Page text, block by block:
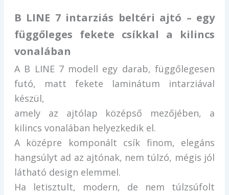
B LINE 7 intarziás beltéri ajtó – egy
függőleges fekete csíkkal a kilincs
vonalában
A B LINE 7 modell egy darab, függőlegesen
futó, matt fekete laminátum intarziával
készül,
amely az ajtólap középső mezőjében, a
kilincs vonalában helyezkedik el.
A középre komponált csík finom, elegáns
hangsúlyt ad az ajtónak, nem túlzó, mégis jól
látható design elemmel.
Ha letisztult, modern, de nem túlzsúfolt